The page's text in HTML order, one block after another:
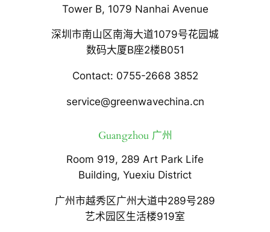
Tower B, 1079 Nanhai Avenue
深圳市南山区南海大道1079号花园城
数码大厦B座2楼B051
Contact: 0755-2668 3852
service@greenwavechina.cn
Guangzhou 广州
Room 919, 289 Art Park Life
Building, Yuexiu District
广州市越秀区广州大道中289号289
艺术园区生活楼919室